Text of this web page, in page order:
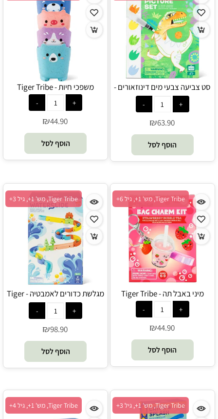
סט צביעה צבעי מים דינוזאורים -
Tiger Tribe
₪63.90
הוסף לסל
משפכי חיות - Tiger Tribe
₪44.90
הוסף לסל
Tiger Tribe, מש' 1+, גיל 6+
מיני באבל תה - Tiger Tribe
₪44.90
הוסף לסל
Tiger Tribe, מש' 1+, גיל 3+
מגלשת כדורים לאמבטיה - Tiger
₪98.90
הוסף לסל
Tiger Tribe, מש' 1+, גיל 3+ Tiger Tribe, מש' 1+, גיל 4+